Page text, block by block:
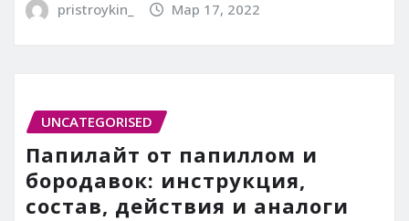
pristroykin_ Мар 17, 2022
UNCATEGORISED
Папилайт от папиллом и
бородавок: инструкция,
состав, действия и аналоги